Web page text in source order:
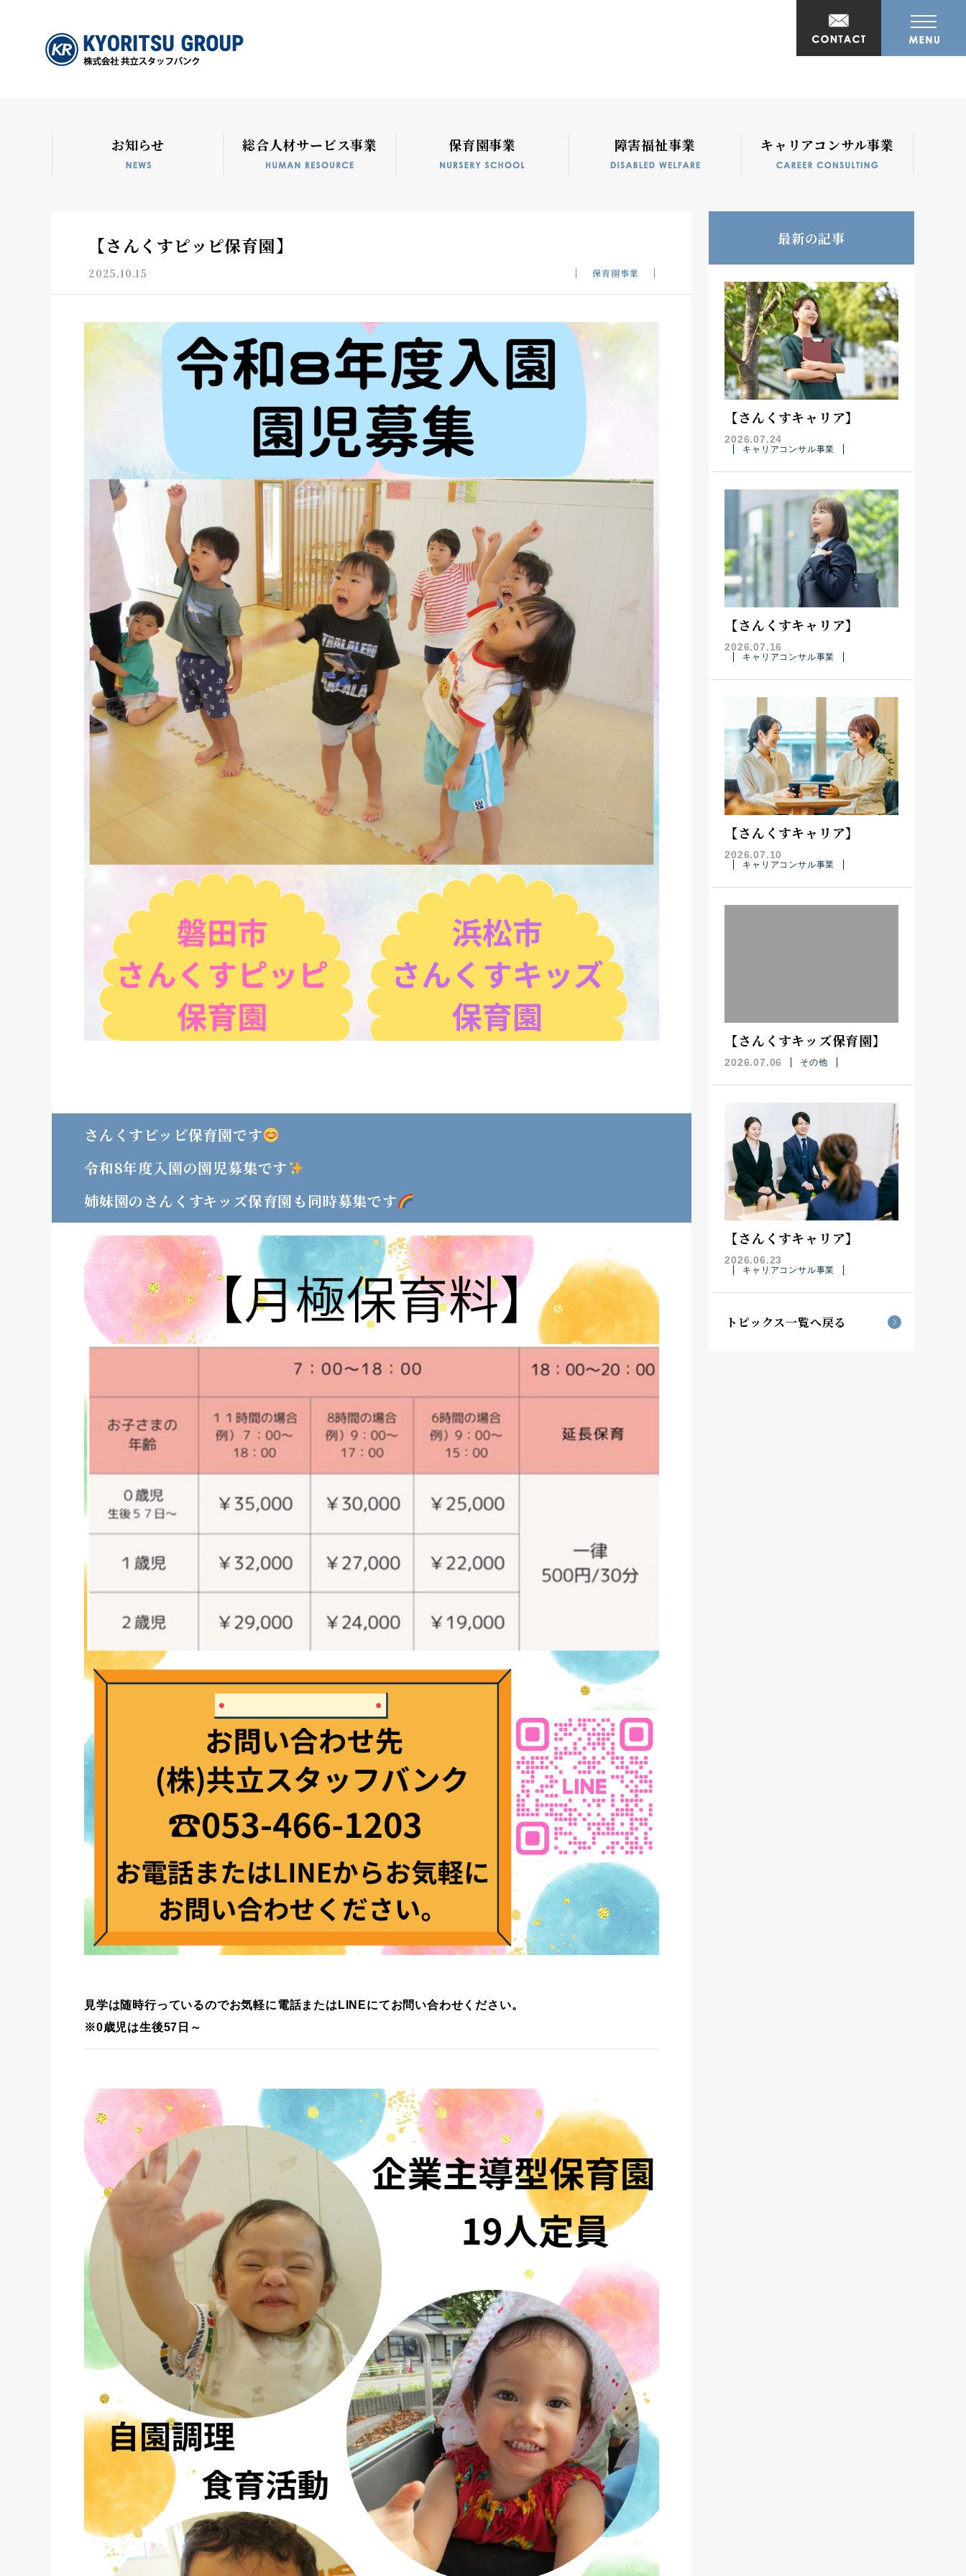
お知らせ 総合人材サービス事業 保育園事業 障害福祉事業 キャリアコンサル事業
【さんくすピッピ保育園】
2025.10.15 保育園事業
さんくすピッピ保育園です
令和8年度入園の園児募集です
姉妹園のさんくすキッズ保育園も同時募集です
見学は随時行っているのでお気軽に電話またはLINEにてお問い合わせください。
※0歳児は生後57日～
最新の記事
【さんくすキャリア】
2026.07.24
キャリアコンサル事業
【さんくすキャリア】
2026.07.16
キャリアコンサル事業
【さんくすキャリア】
2026.07.10
キャリアコンサル事業
【さんくすキッズ保育園】
2026.07.06 その他
【さんくすキャリア】
2026.06.23
キャリアコンサル事業
トピックス一覧へ戻る